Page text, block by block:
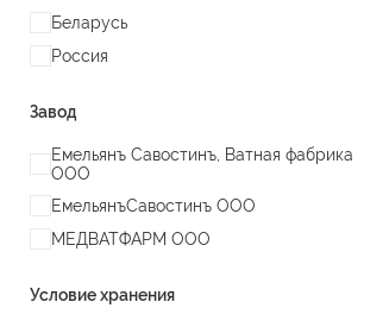
Беларусь
Россия
Завод
Емельянъ Савостинъ, Ватная фабрика
ООО
ЕмельянъСавостинъ ООО
МЕДВАТФАРМ ООО
Условие хранения